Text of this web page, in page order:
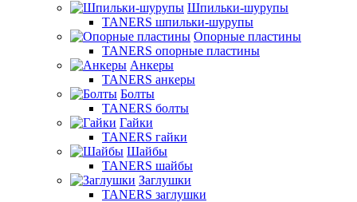
Шпильки-шурупы
TANERS шпильки-шурупы
Опорные пластины
TANERS опорные пластины
Анкеры
TANERS анкеры
Болты
TANERS болты
Гайки
TANERS гайки
Шайбы
TANERS шайбы
Заглушки
TANERS заглушки